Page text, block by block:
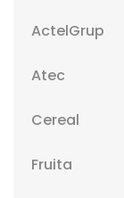
ActelGrup
Atec
Cereal
Fruita